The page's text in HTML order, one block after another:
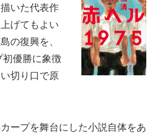
いた代表作
げてもよい
の復興を、
初優勝に象徴
切り口で原
ープを舞台にした小説自体をあ